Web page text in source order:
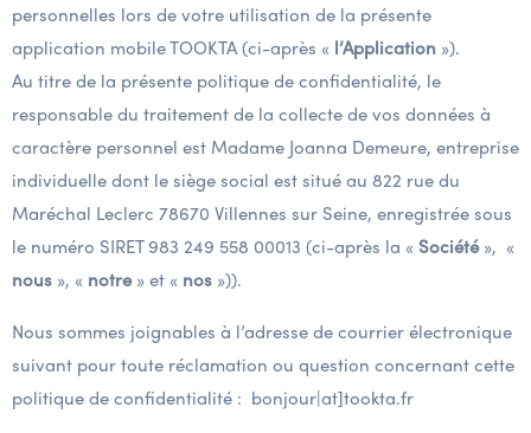
personnelles lors de votre utilisation de la présente
application mobile TOOKTA (ci-après « l’Application »).
Au titre de la présente politique de confidentialité, le
responsable du traitement de la collecte de vos données à
caractère personnel est Madame Joanna Demeure, entreprise
individuelle dont le siège social est situé au 822 rue du
Maréchal Leclerc 78670 Villennes sur Seine, enregistrée sous
le numéro SIRET 983 249 558 00013 (ci-après la « Société», «
nous », « notre» et « nos »)).
Nous sommes joignables à l’adresse de courrier électronique
suivant pour toute réclamation ou question concernant cette
politique de confidentialité : bonjour|at]tookta.fr